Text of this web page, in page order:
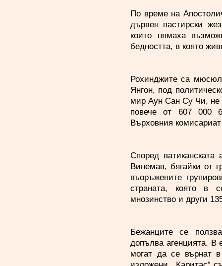
По време на
дървен пастирски
които нямаха
бедността, в която
Рохинджите са
Янгон, под
мир Аун Сан Су Чи, не
повече от 607 000
Върховния
Според
Винемав, бягайки от
въоръжените
страната, която в
мнозинство и други
Бежанците се
допълва агенцията. В
могат да се върнат